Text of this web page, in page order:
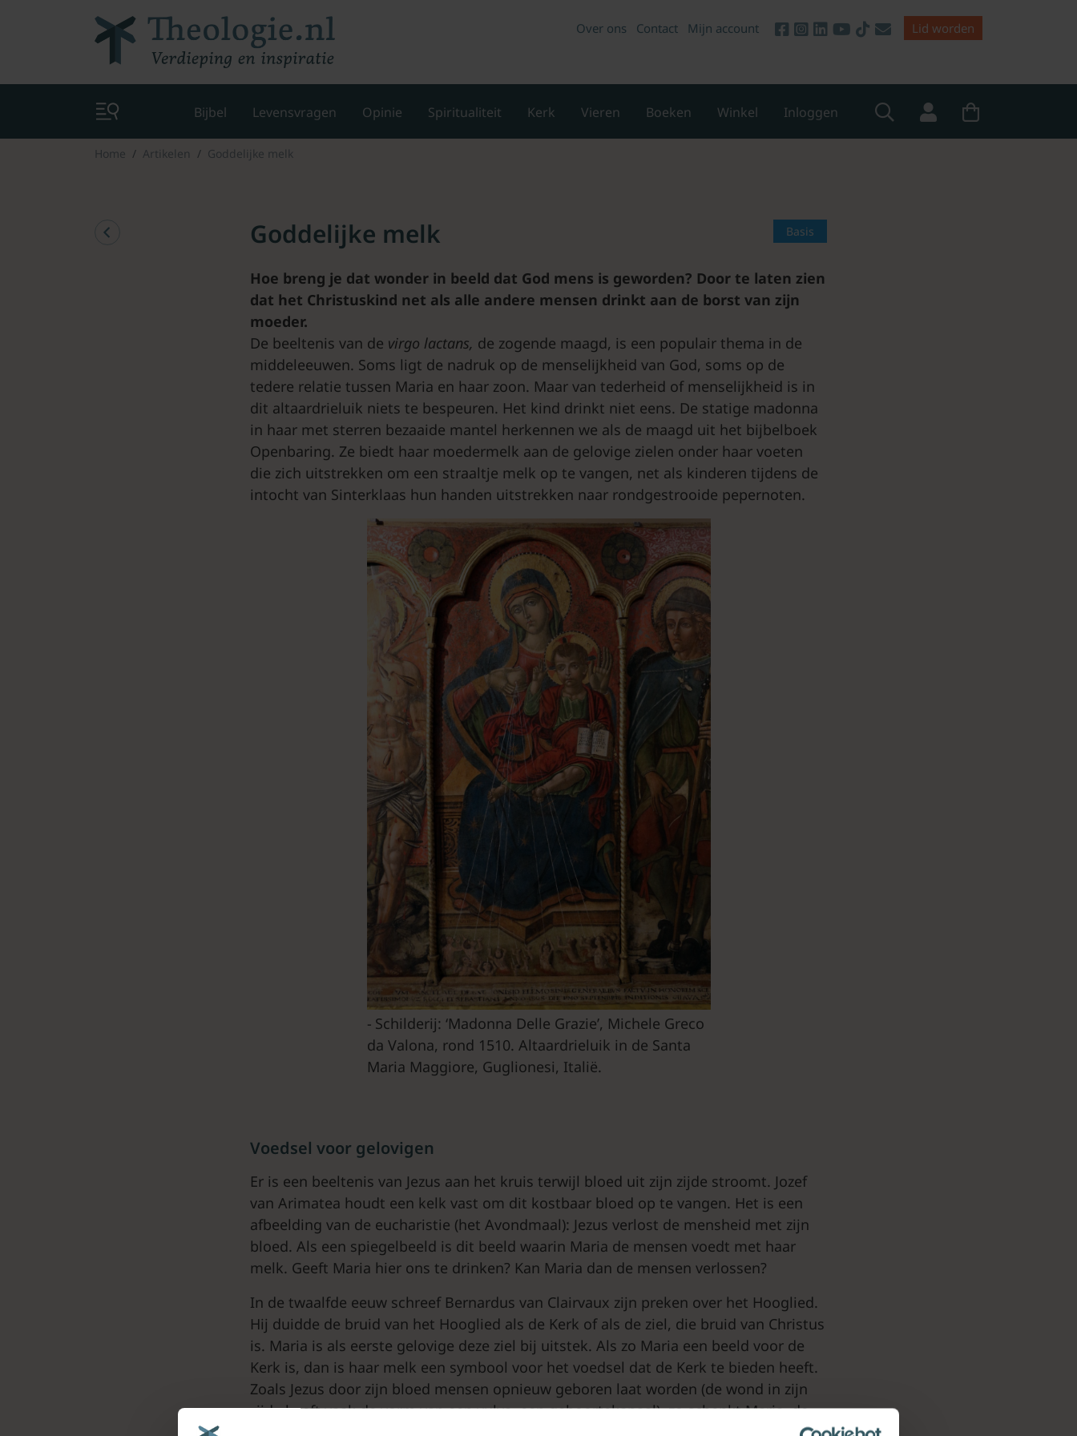
Over ons Contact Mijn account Lid worden
Bijbel Levensvragen Opinie Spiritualiteit Kerk Vieren Boeken Winkel Inloggen
Home Artikelen Goddelijke melk
Basis
Goddelijke melk
Hoe breng je dat wonder in beeld dat God mens is geworden? Door te laten zien
dat het Christuskind net als alle andere mensen drinkt aan de borst van zijn
moeder.
De beeltenis van de virgo lactans, de zogende maagd, is een populair thema in de
middeleeuwen. Soms ligt de nadruk op de menselijkheid van God, soms op de
tedere relatie tussen Maria en haar zoon. Maar van tederheid of menselijkheid is in
dit altaardrieluik niets te bespeuren. Het kind drinkt niet eens. De statige madonna
in haar met sterren bezaaide mantel herkennen we als de maagd uit het bijbelboek
Openbaring. Ze biedt haar moedermelk aan de gelovige zielen onder haar voeten
die zich uitstrekken om een straaltje melk op te vangen, net als kinderen tijdens de
intocht van Sinterklaas hun handen uitstrekken naar rondgestrooide pepernoten.
Schilderij: ‘Madonna Delle Grazie’, Michele Greco
da Valona, rond 1510. Altaardrieluik in de Santa
Maria Maggiore, Guglionesi, Italië.
Voedsel voor gelovigen
Er is een beeltenis van Jezus aan het kruis terwijl bloed uit zijn zijde stroomt. Jozef
van Arimatea houdt een kelk vast om dit kostbaar bloed op te vangen. Het is een
afbeelding van de eucharistie (het Avondmaal): Jezus verlost de mensheid met zijn
bloed. Als een spiegelbeeld is dit beeld waarin Maria de mensen voedt met haar
melk. Geeft Maria hier ons te drinken? Kan Maria dan de mensen verlossen?
In de twaalfde eeuw schreef Bernardus van Clairvaux zijn preken over het Hooglied.
Hij duidde de bruid van het Hooglied als de Kerk of als de ziel, die bruid van Christus
is. Maria is als eerste gelovige deze ziel bij uitstek. Als zo Maria een beeld voor de
Kerk is, dan is haar melk een symbool voor het voedsel dat de Kerk te bieden heeft.
Zoals Jezus door zijn bloed mensen opnieuw geboren laat worden (de wond in zijn
zijde heeft vaak de vorm van een vulva, een geboortekanaal), zo schenkt Maria, de